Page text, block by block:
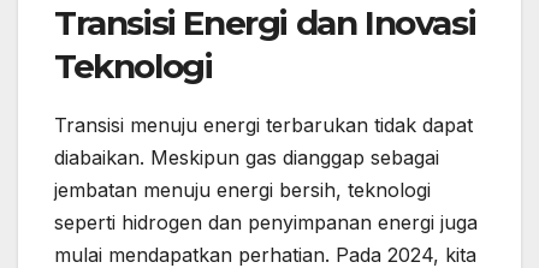
Transisi Energi dan Inovasi
Teknologi
Transisi menuju energi terbarukan tidak dapat
diabaikan. Meskipun gas dianggap sebagai
jembatan menuju energi bersih, teknologi
seperti hidrogen dan penyimpanan energi juga
mulai mendapatkan perhatian. Pada 2024, kita